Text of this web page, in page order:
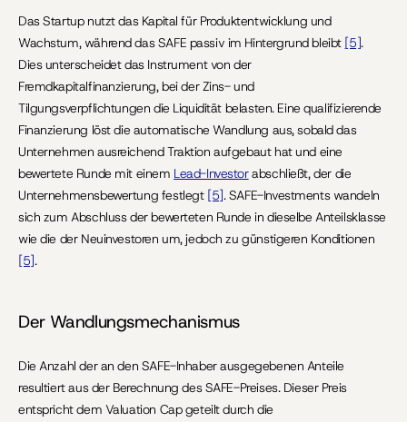
Das Startup nutzt das Kapital für Produktentwicklung und
Wachstum, während das SAFE passiv im Hintergrund bleibt [5].
Dies unterscheidet das Instrument von der
Fremdkapitalfinanzierung, bei der Zins- und
Tilgungsverpflichtungen die Liquidität belasten. Eine qualifizierende
Finanzierung löst die automatische Wandlung aus, sobald das
Unternehmen ausreichend Traktion aufgebaut hat und eine
bewertete Runde mit einem Lead-Investor abschließt, der die
Unternehmensbewertung festlegt [5]. SAFE-Investments wandeln
sich zum Abschluss der bewerteten Runde in dieselbe Anteilsklasse
[5].
Der Wandlungsmechanismus
Die Anzahl der an den SAFE-Inhaber ausgegebenen Anteile
resultiert aus der Berechnung des SAFE-Preises. Dieser Preis
entspricht dem Valuation Cap geteilt durch die